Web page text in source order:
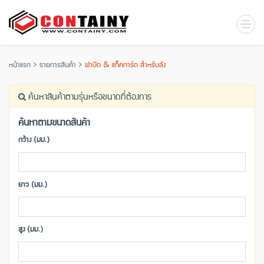
หน้าแรก รายการสินค้า ฝาปิด & แท็คการ์ด สำหรับลัง
ค้นหาสินค้าตามรุ่นหรือขนาดที่ต้องการ
ค้นหาตามขนาดสินค้า
กว้าง (มม.)
ยาว (มม.)
สูง (มม.)